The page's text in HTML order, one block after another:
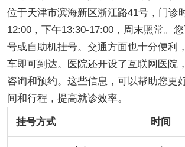
位于天津市滨海新区浙江路41号，门诊
12:00，下午13:30-17:00，周末照常。
号或自助机挂号。交通方面也十分便利
车即可到达。医院还开设了互联网医院
咨询和预约。这些信息，可以帮助您更
间和行程，提高就诊效率。
挂号方式 时间